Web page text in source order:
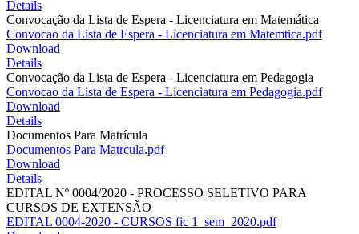
Details
Convocação da Lista de Espera - Licenciatura em Matemática
Convocao da Lista de Espera - Licenciatura em Matemtica.pdf
Download
Details
Convocação da Lista de Espera - Licenciatura em Pedagogia
Convocao da Lista de Espera - Licenciatura em Pedagogia.pdf
Download
Details
Documentos Para Matrícula
Documentos Para Matrcula.pdf
Download
Details
EDITAL Nº 0004/2020 - PROCESSO SELETIVO PARA
CURSOS DE EXTENSÃO
EDITAL 0004-2020 - CURSOS fic 1_sem_2020.pdf